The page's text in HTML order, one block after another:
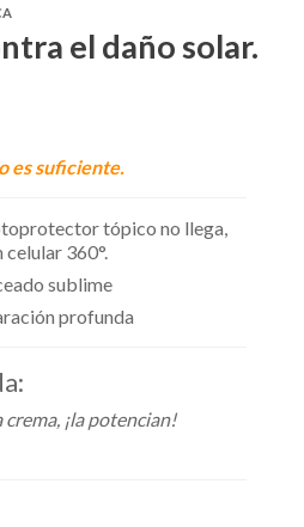
el daño solar.
es suficiente.
tópico no llega,
360°.
sublime
profunda
¡la potencian!